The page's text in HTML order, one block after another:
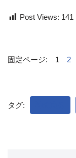
Post Views: 141
固定ページ: 1 2
タグ: